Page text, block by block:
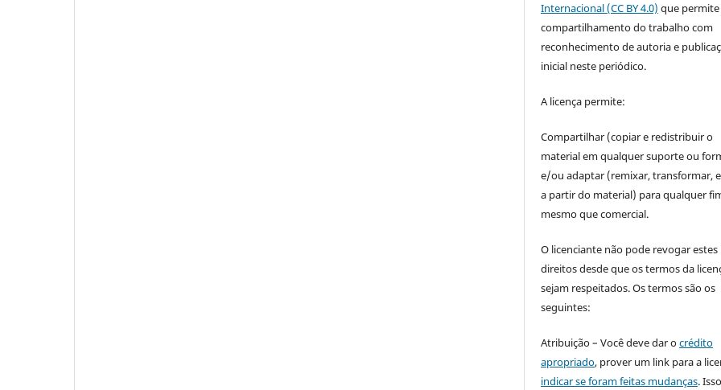
Internacional (CC BY 4.0) que
compartilhamento do trabalho com
reconhecimento de autoria e
inicial neste periódico.
A licença permite:
Compartilhar (copiar e redistribuir o
material em qualquer suporte ou
e/ou adaptar (remixar, transformar,
a partir do material) para qualquer
mesmo que comercial.
O licenciante não pode revogar estes
direitos desde que os termos da
sejam respeitados. Os termos são os
seguintes:
Atribuição – Você deve dar ocrédito
apropriado, prover um link para a
indicar se foram feitas mudanças.